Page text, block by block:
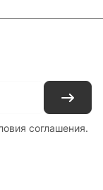
соглашения.